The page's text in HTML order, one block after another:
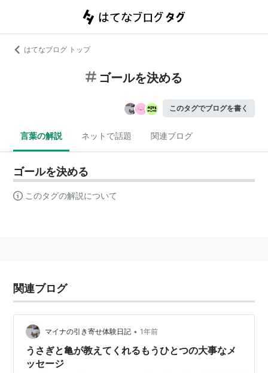
はてなブログ トップ
ゴールを決める
このタグでブログを書く
言葉の解説 ネットで話題 関連ブログ
ゴールを決める
このタグの解説について
関連ブログ
マイナの引き寄せ体験日記 • 1年前
うさぎと亀が教えてくれるもうひとつの大事なメ
ッセージ